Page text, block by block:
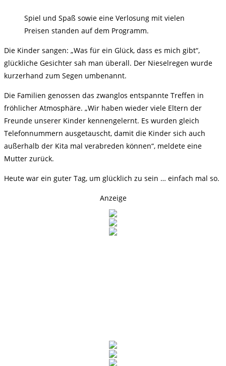
Spiel und Spaß sowie eine Verlosung mit vielen
Preisen standen auf dem Programm.
Die Kinder sangen: „Was für ein Glück, dass es mich gibt“,
glückliche Gesichter sah man überall. Der Nieselregen wurde
kurzerhand zum Segen umbenannt.
Die Familien genossen das zwanglos entspannte Treffen in
fröhlicher Atmosphäre. „Wir haben wieder viele Eltern der
Freunde unserer Kinder kennengelernt. Es wurden gleich
Telefonnummern ausgetauscht, damit die Kinder sich auch
außerhalb der Kita mal verabreden können“, meldete eine
Mutter zurück.
Heute war ein guter Tag, um glücklich zu sein … einfach mal so.
Anzeige